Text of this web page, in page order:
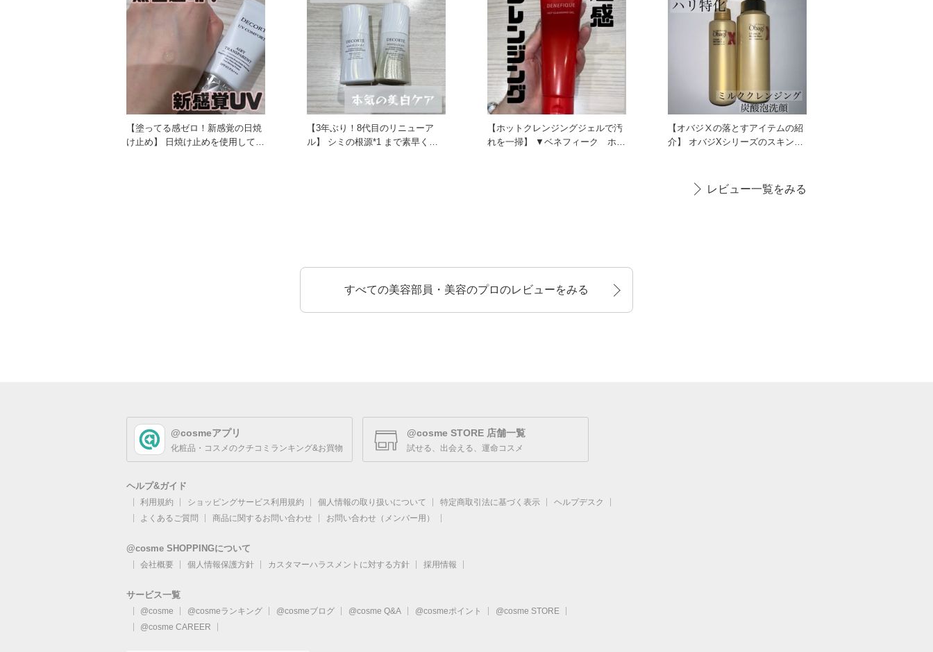
【塗ってる感ゼロ！新感覚の日焼
け止め】 日焼け止めを使用してい
【3年ぶり！8代目のリニューア
ル】 シミの根源*1 まで素早く浸
【ホットクレンジングジェルで汚
れを一掃】 ▼ベネフィーク ホッ
【オバジⅩの落とすアイテムの紹
介】 オバジXシリーズのスキンケ
レビュー一覧をみる
すべての美容部員・美容のプロのレビューをみる
@cosmeアプリ
化粧品・コスメのクチコミランキング&お買物
@cosme STORE 店舗一覧
試せる、出会える、運命コスメ
ヘルプ&ガイド
利用規約 ショッピングサービス利用規約 個人情報の取り扱いについて 特定商取引法に基づく表示
ヘルプデスク
よくあるご質問
商品に関するお問い合わせ お問い合わせ（メンバー用）
@cosme SHOPPINGについて
会社概要 個人情報保護方針 カスタマーハラスメントに対する方針 採用情報
サービス一覧
@cosme @cosmeランキング @cosmeブログ @cosme Q&A @cosmeポイント
@cosme STORE
@cosme CAREER